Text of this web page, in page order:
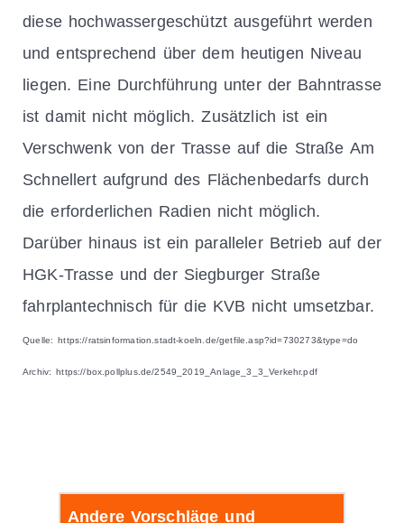
diese hochwassergeschützt ausgeführt werden
und entsprechend über dem heutigen Niveau
liegen. Eine Durchführung unter der Bahntrasse
ist damit nicht möglich. Zusätzlich ist ein
Verschwenk von der Trasse auf die Straße Am
Schnellert aufgrund des Flächenbedarfs durch
die erforderlichen Radien nicht möglich.
Darüber hinaus ist ein paralleler Betrieb auf der
HGK-Trasse und der Siegburger Straße
fahrplantechnisch für die KVB nicht umsetzbar.
Quelle: https://ratsinformation.stadt-koeln.de/getfile.asp?id=730273&type=do
Archiv: https://box.pollplus.de/2549_2019_Anlage_3_3_Verkehr.pdf
Andere Vorschläge und